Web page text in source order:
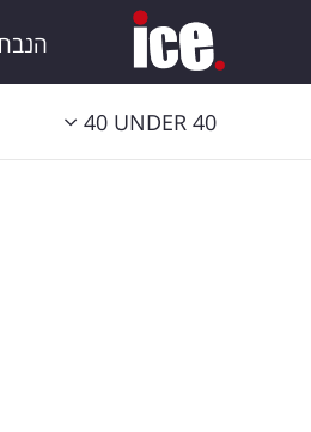
40 UNDER 40